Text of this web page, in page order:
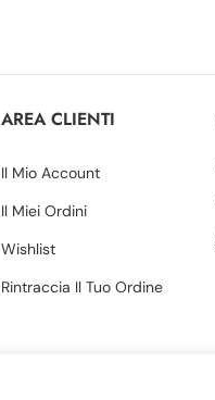
AREA CLIENTI
Il Mio Account
Il Miei Ordini
Wishlist
Rintraccia Il Tuo Ordine